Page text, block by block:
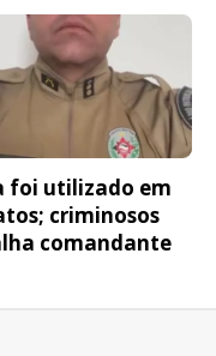
foi utilizado em
criminosos
comandante